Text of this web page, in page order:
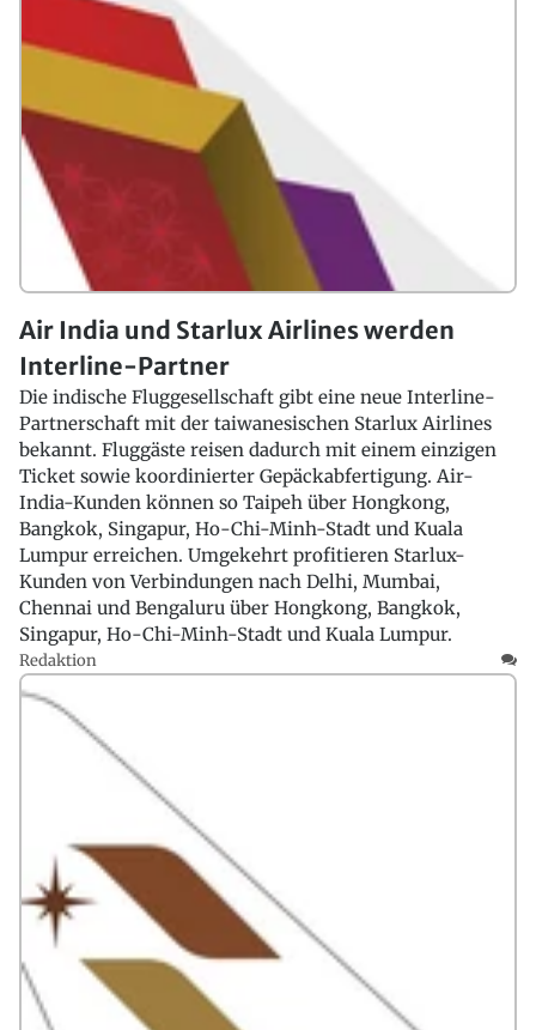
Air India und Starlux Airlines werden
Interline-Partner
Die indische Fluggesellschaft gibt eine neue Interline-
Partnerschaft mit der taiwanesischen Starlux Airlines
bekannt. Fluggäste reisen dadurch mit einem einzigen
Ticket sowie koordinierter Gepäckabfertigung. Air-
India-Kunden können so Taipeh über Hongkong,
Bangkok, Singapur, Ho-Chi-Minh-Stadt und Kuala
Lumpur erreichen. Umgekehrt profitieren Starlux-
Kunden von Verbindungen nach Delhi, Mumbai,
Chennai und Bengaluru über Hongkong, Bangkok,
Singapur, Ho-Chi-Minh-Stadt und Kuala Lumpur.
Redaktion